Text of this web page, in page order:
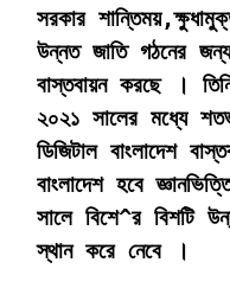
সরকার
উন্নত জাতি গঠনের
বাস্তবায়ন করছে ।
২০২১ সালের মধ্যে
ডিজিটাল বাংলাদেশ
বাংলাদেশ হবে
সালে বিশে^র বিশটি
স্থান করে নেবে ।